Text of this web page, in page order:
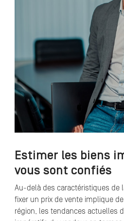
Estimer les biens
vous sont confiés
Au-delà des caractéristiques de
fixer un prix de vente implique
région, les tendances actuelles